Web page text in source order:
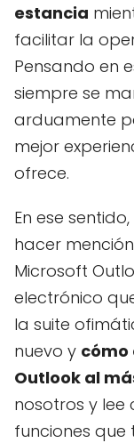
estancia
facilitar la
Pensando en
siempre se
arduamente
mejor
ofrece.
En ese
hacer
Microsoft
electrónico
la suite
nuevo y cómo
Outlook al
nosotros y lee
funciones